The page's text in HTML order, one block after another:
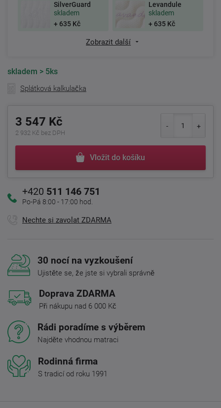
SilverGuard
skladem
+ 635 Kč
Levandule
skladem
+ 635 Kč
Zobrazit další
skladem > 5ks
Splátková kalkulačka
3 547 Kč
2 932 Kč bez DPH
Vložit do košíku
+420 511 146 751
Po-Pá 8:00 - 17:00 hod.
Nechte si zavolat ZDARMA
30 nocí na vyzkoušení
Ujistěte se, že jste si vybrali správně
Doprava ZDARMA
Při nákupu nad 6 000 Kč
Rádi poradíme s výběrem
Najděte vhodnou matraci
Rodinná firma
S tradicí od roku 1991